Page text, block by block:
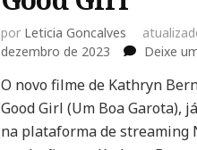
por Leticia Goncalves
dezembro de 2023
Deixe
O novo filme de Kathryn
Good Girl (Um Boa Garota),
na plataforma de streaming